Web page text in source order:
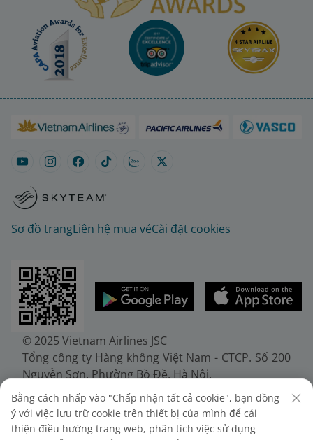
Sơ đồ trangLiên hệ mua véCài đặt cookies
© 2025 Vietnam Airlines JSC
Tổng công ty Hàng không Việt Nam - CTCP. Số 200
Nguyễn Sơn, Phường Bồ Đề, Hà Nội.
Điện thoại: (+84-24) 38272289. Fax: (+84-24)
38722375
Giấy chứng nhận đăng ký doanh nghiệp, mã số
Bằng cách nhấp vào "Chấp nhận tất cả cookie", bạn đồng
ý với việc lưu trữ cookie trên thiết bị của mình để cải
thiện điều hướng trang web, phân tích việc sử dụng